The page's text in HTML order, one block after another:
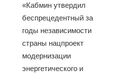
«Кабмин утвердил
беспрецедентный за
годы независимости
страны нацпроект
модернизации
энергетического и